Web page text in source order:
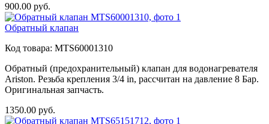
900.00 руб.
Обратный клапан
Код товара: MTS60001310
Обратный (предохранительный) клапан для водонагревателя
Ariston. Резьба крепления 3/4 in, рассчитан на давление 8 Бар.
Оригинальная запчасть.
1350.00 руб.